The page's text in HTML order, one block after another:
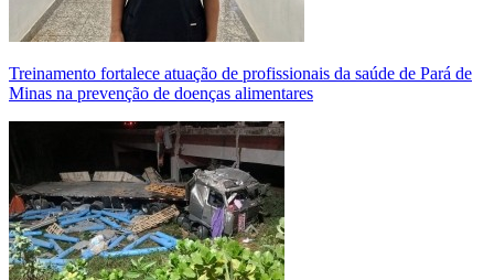
Treinamento fortalece atuação de profissionais da saúde de Pará de
Minas na prevenção de doenças alimentares